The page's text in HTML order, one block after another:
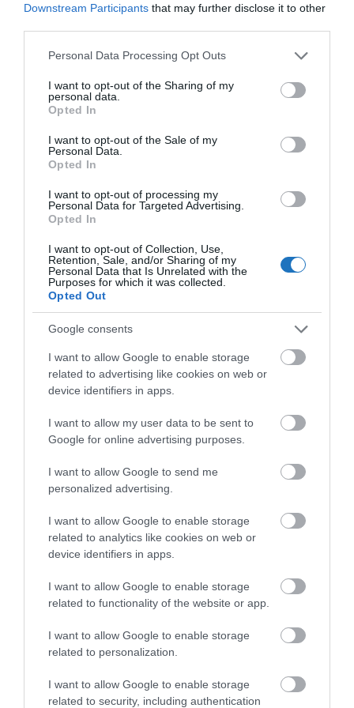
Downstream Participants that may further disclose it to other
Please note that this website/app uses one or more Google
not limited to your visit or usage behaviour. You may click to
grant or deny consent to Google and its third-party tags to
use your data for below specified purposes in below Google
consent section.
Personal Data Processing Opt Outs
I want to opt-out of the Sharing of my
personal data.
Opted In
I want to opt-out of the Sale of my
Personal Data.
Opted In
I want to opt-out of processing my
Personal Data for Targeted Advertising.
Opted In
I want to opt-out of Collection, Use,
Retention, Sale, and/or Sharing of my
Personal Data that Is Unrelated with the
Purposes for which it was collected.
Opted Out
Google consents
I want to allow Google to enable storage
related to advertising like cookies on web or
device identifiers in apps.
I want to allow my user data to be sent to
Google for online advertising purposes.
I want to allow Google to send me
personalized advertising.
I want to allow Google to enable storage
related to analytics like cookies on web or
device identifiers in apps.
I want to allow Google to enable storage
related to functionality of the website or app.
I want to allow Google to enable storage
related to personalization.
I want to allow Google to enable storage
related to security, including authentication
Nemesvölgyi Attila (Babka Budapest, Babka Deli),
(Spabook), Darai-Nagy Judith (Smart Travel, Travel
expert)
A mentorálási program alapvetően 4 szekció köré
épül, amelyek az alábbi területekre összpontosítanak:
vendéglátás,
szálláshelyek,
marketing, kreatív témák.
Ezen területeken belül olyan fontos témákat
érintenek majd a résztvevők, mint például a
illetve vállalkozásindítás. Mindezen tudás a jövőben
hasznos lehet majd abban, hogy a fiatalok az
pályájuk elkezdésében és karrierjük tudatos
tervezésében a turizmus iparágában.
Protégé. mentorprogram jelentkezés
A programra való regisztráció során a mentorálásra
váró egyetemisták egy jelentkezési űrlap kitöltése
alapján kerülhetnek be az első fordulós interjúra,
majd a mentorok személyes találkozás után
választják ki személyes pártfogoltjukat.
A mentorprogramba ezen a linken